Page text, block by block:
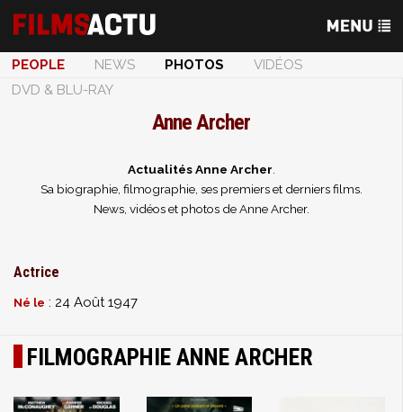
PEOPLE NEWS PHOTOS
VIDÉOS
DVD & BLU-RAY
Anne Archer
Actualités Anne Archer
Sa biographie, filmographie, ses premiers et derniers films.
News, vidéos et photos de Anne Archer.
Actrice
Né le : 24 Août 1947
FILMOGRAPHIE ANNE ARCHER